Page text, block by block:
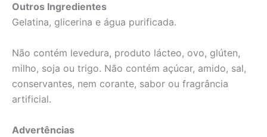
Outros Ingredientes
Gelatina, glicerina e água purificada.
Não contém levedura, produto lácteo, ovo, glúten,
milho, soja ou trigo. Não contém açúcar, amido, sal,
conservantes, nem corante, sabor ou fragrância
artificial.
Advertências